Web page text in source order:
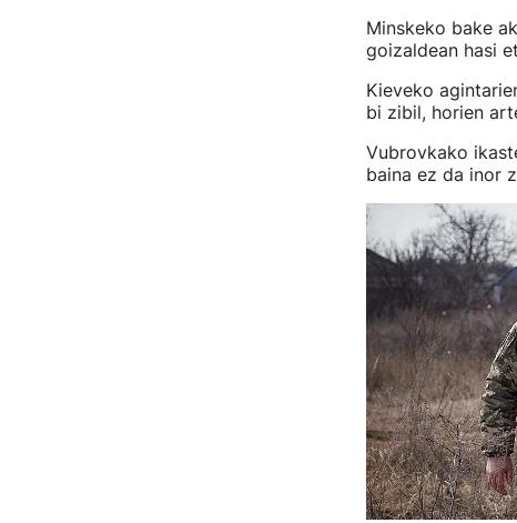
Minskeko bake
goizaldean hasi
Kieveko
bi zibil, horien
Vubrovkako
baina ez da inor